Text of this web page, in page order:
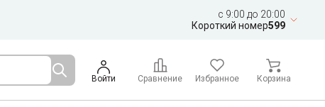
c 9:00 до 20:00
Короткий номер599
Войти Сравнение Избранное Корзина